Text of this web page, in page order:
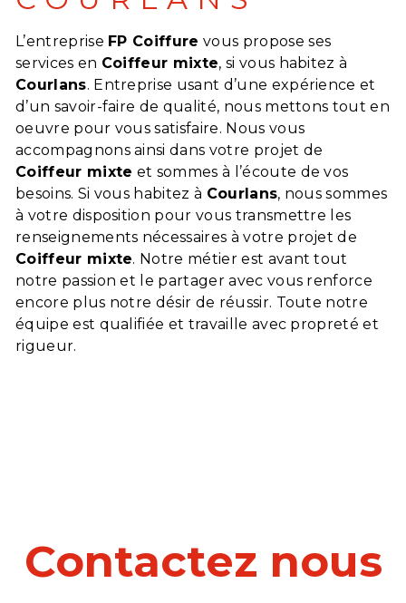
L’entreprise FP Coiffure vous propose ses
services en Coiffeur mixte, si vous habitez à
Courlans. Entreprise usant d’une expérience et
d’un savoir-faire de qualité, nous mettons tout en
oeuvre pour vous satisfaire. Nous vous
accompagnons ainsi dans votre projet de
Coiffeur mixte et sommes à l’écoute de vos
besoins. Si vous habitez à Courlans, nous sommes
à votre disposition pour vous transmettre les
renseignements nécessaires à votre projet de
Coiffeur mixte. Notre métier est avant tout
notre passion et le partager avec vous renforce
encore plus notre désir de réussir. Toute notre
équipe est qualifiée et travaille avec propreté et
rigueur.
Contactez nous